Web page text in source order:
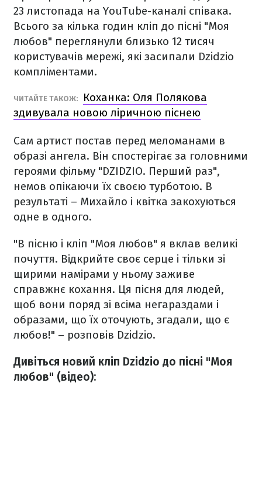
23 листопада на YouTube-каналі співака.
Всього за кілька годин кліп до пісні "Моя
любов" переглянули близько 12 тисяч
користувачів мережі, які засипали Dzidzio
компліментами.
ЧИТАЙТЕ ТАКОЖ:
Коханка: Оля Полякова
здивувала новою ліричною піснею
Сам артист постав перед меломанами в
образі ангела. Він спостерігає за головними
героями фільму "DZIDZIO. Перший раз",
немов опікаючи їх своєю турботою. В
результаті – Михайло і квітка закохуються
одне в одного.
"В пісню і кліп "Моя любов" я вклав великі
почуття. Відкрийте своє серце і тільки зі
щирими намірами у ньому заживе
справжнє кохання. Ця пісня для людей,
щоб вони поряд зі всіма негараздами і
образами, що їх оточують, згадали, що є
любов!" – розповів Dzidzio.
Дивіться новий кліп Dzidzio до пісні "Моя
любов" (відео):